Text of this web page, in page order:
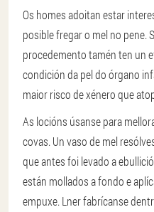
Os homes adoitan estar
posible fregar o mel no pene.
procedemento tamén ten un
condición da pel do órgano
maior risco de xénero que
As locións úsanse para
covas. Un vaso de mel
que antes foi levado a
están mollados a fondo e
empuxe. Lner fabrícanse